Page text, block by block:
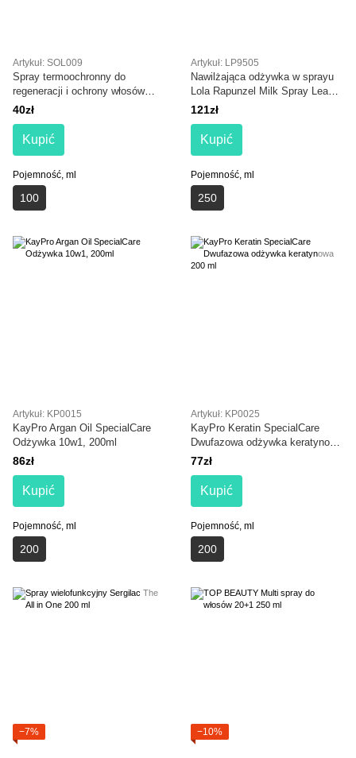
Artykuł: SOL009
Spray termoochronny do
regeneracji i ochrony włosów
SOLVEE Nutrisse Spray
40zł
Kupić
Pojemność, ml
100
Artykuł: LP9505
Nawilżająca odżywka w sprayu
Lola Rapunzel Milk Spray Leave-
in Conditioner
121zł
Kupić
Pojemność, ml
250
Artykuł: KP0015
KayPro Argan Oil SpecialCare
Odżywka 10w1, 200ml
86zł
Kupić
Pojemność, ml
200
Artykuł: KP0025
KayPro Keratin SpecialCare
Dwufazowa odżywka keratynowa
200 ml
77zł
Kupić
Pojemność, ml
200
−7% −10%